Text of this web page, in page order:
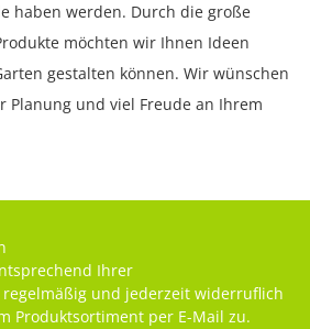
haben werden. Durch die große
möchten wir Ihnen Ideen
gestalten können. Wir wünschen
Planung und viel Freude an Ihrem
Ihrer
regelmäßig und jederzeit widerruflich
Produktsortiment per E-Mail zu.